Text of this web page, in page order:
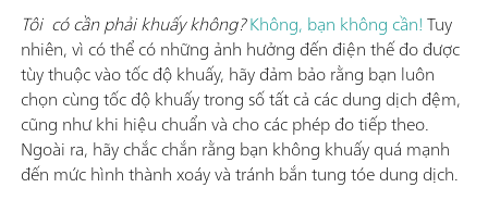
Tôi có cần phải khuấy không?Không, bạn không cần!Tuy
nhiên, vì có thể có những ảnh hưởng đến điện thế đo được
tùy thuộc vào tốc độ khuấy, hãy đảm bảo rằng bạn luôn
chọn cùng tốc độ khuấy trong số tất cả các dung dịch đệm,
cũng như khi hiệu chuẩn và cho các phép đo tiếp theo.
Ngoài ra, hãy chắc chắn rằng bạn không khuấy quá mạnh
đến mức hình thành xoáy và tránh bắn tung tóe dung dịch.